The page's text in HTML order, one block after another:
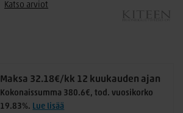
Katso arviot
Maksa 32.18€/kk 12 kuukauden ajan
Kokonaissumma 380.6€, tod. vuosikorko
19.83%. Lue lisää